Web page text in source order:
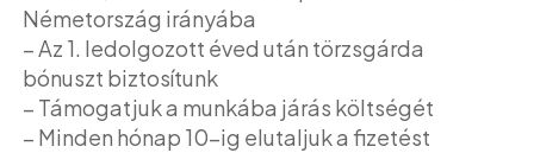
Németország irányába
– Az 1. ledolgozott éved után törzsgárda
bónuszt biztosítunk
– Támogatjuk a munkába járás költségét
– Minden hónap 10-ig elutaljuk a fizetést